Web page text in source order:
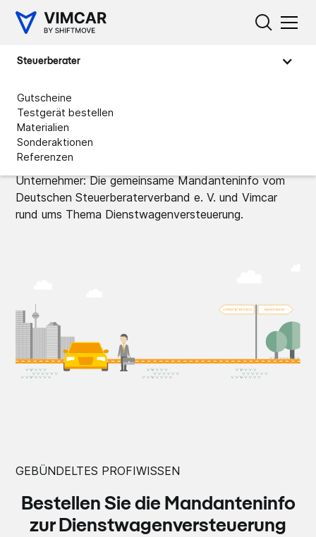
Steuerberater
Gutscheine
Testgerät bestellen
Materialien
Sonderaktionen
Referenzen
Lohnt sich das Fahrtenbuch?
Konzipiert für Selbstständige, Freiberufler und
Unternehmer: Die gemeinsame Mandanteninfo vom
Deutschen Steuerberaterverband e. V. und Vimcar
rund ums Thema Dienstwagenversteuerung.
GEBÜNDELTES PROFIWISSEN
Bestellen Sie die Mandanteninfo
zur Dienstwagenversteuerung